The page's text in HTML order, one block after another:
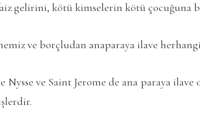
gelirini, kötü kimselerin kötü çocuğuna
ve borçludan anaparaya ilave
Nysse ve Saint Jerome de ana paraya